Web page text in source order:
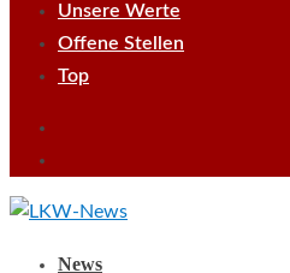
Unsere Werte
Offene Stellen
Top
PrimaryNews